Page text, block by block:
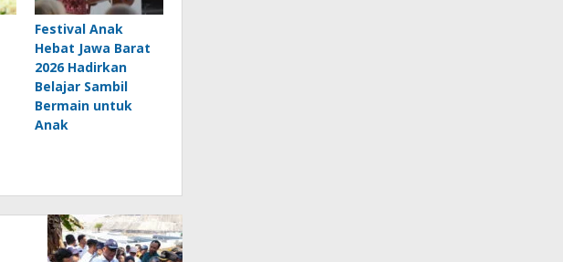
Festival Anak
Hebat Jawa Barat
2026 Hadirkan
Belajar Sambil
Bermain untuk
Anak